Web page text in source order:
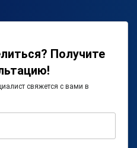
Получите
свяжется с вами в